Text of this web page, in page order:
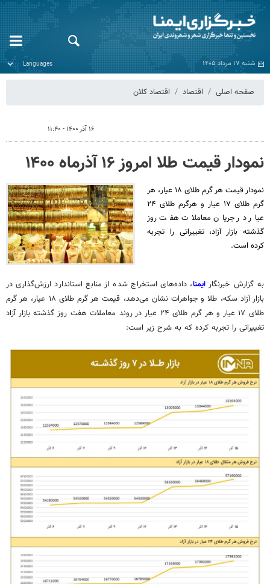
شنبه ۱۷ مرداد ۱۴۰۵
صفحه اصلی اقتصاد اقتصاد کلان
۱۶ آذر ۱۴۰۰ - ۱۱:۴۰
نمودار قیمت طلا امروز ۱۶ آذرماه ۱۴۰۰
نمودار قیمت هر گرم طلای ۱۸ عیار، هر
گرم طلای ۱۷ عیار و هرگرم طلای ۲۴
عیار در جریان معاملات هفت روز
گذشته بازار آزاد، تغییراتی را تجربه
کرده است.
به گزارش خبرنگارایمنا، داده‌های استخراج شده از منابع استاندارد ارزش‌گذاری در
بازار آزاد سکه، طلا و جواهرات نشان می‌دهد، قیمت هر گرم طلای ۱۸ عیار، هر گرم
طلای ۱۷ عیار و هر گرم طلای ۲۴ عیار در روند معاملات هفت روز گذشته بازار آزاد
تغییراتی را تجربه کرده که به شرح زیر است: